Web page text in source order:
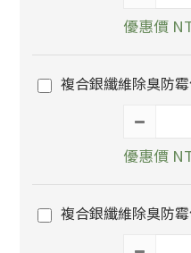
優惠價
複合銀纖維除臭防
優惠價
複合銀纖維除臭防